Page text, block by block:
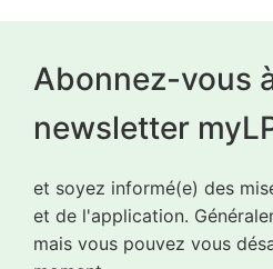
Abonnez-vous
newsletter
et soyez informé(e) des
et de l'application.
mais vous pouvez vous